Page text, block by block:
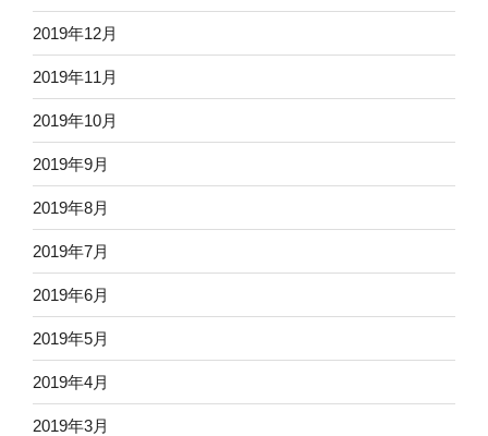
2019年12月
2019年11月
2019年10月
2019年9月
2019年8月
2019年7月
2019年6月
2019年5月
2019年4月
2019年3月